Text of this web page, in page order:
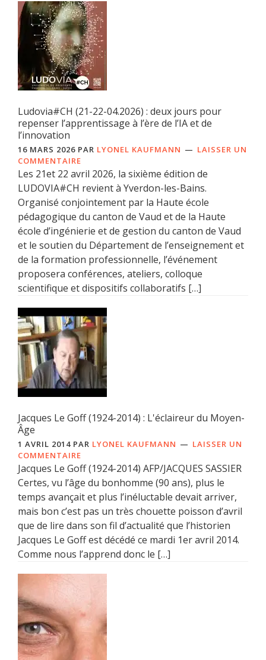
Ludovia#CH (21-22-04.2026) : deux jours pour
repenser l’apprentissage à l’ère de l’IA et de
l’innovation
16 MARS 2026 PAR LYONEL KAUFMANN
LAISSER UN
COMMENTAIRE
Les 21et 22 avril 2026, la sixième édition de
LUDOVIA#CH revient à Yverdon-les-Bains.
Organisé conjointement par la Haute école
pédagogique du canton de Vaud et de la Haute
école d’ingénierie et de gestion du canton de Vaud
et le soutien du Département de l’enseignement et
de la formation professionnelle, l’événement
proposera conférences, ateliers, colloque
scientifique et dispositifs collaboratifs […]
Jacques Le Goff (1924-2014) : L'éclaireur du Moyen-
Âge
1 AVRIL 2014 PAR LYONEL KAUFMANN
LAISSER UN
COMMENTAIRE
Jacques Le Goff (1924-2014) AFP/JACQUES SASSIER
Certes, vu l’âge du bonhomme (90 ans), plus le
temps avançait et plus l’inéluctable devait arriver,
mais bon c’est pas un très chouette poisson d’avril
que de lire dans son fil d’actualité que l’historien
Jacques Le Goff est décédé ce mardi 1er avril 2014.
Comme nous l’apprend donc le […]